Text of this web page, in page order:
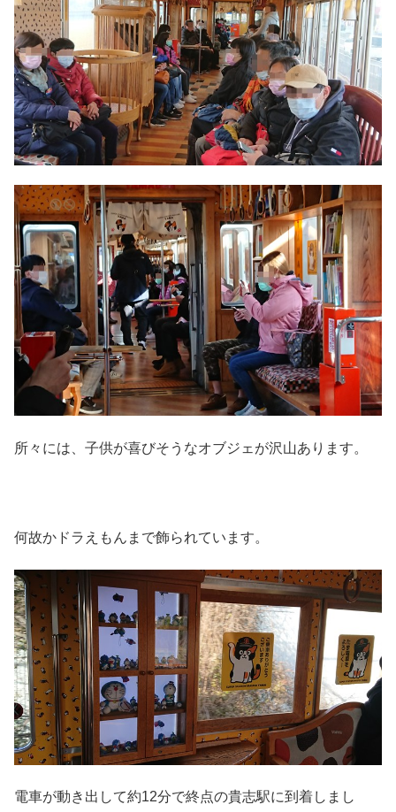
所々には、子供が喜びそうなオブジェが沢山あります。
何故かドラえもんまで飾られています。
電車が動き出して約12分で終点の貴志駅に到着しまし